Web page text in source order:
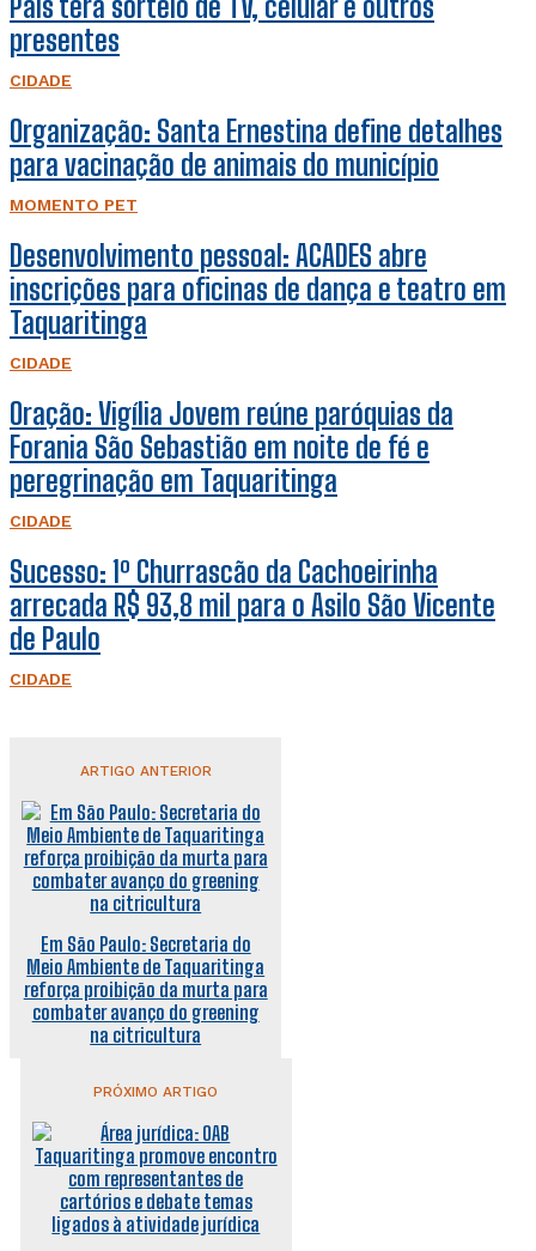
presentes
CIDADE
Organização: Santa Ernestina define detalhes
para vacinação de animais do município
MOMENTO PET
Desenvolvimento pessoal: ACADES abre
inscrições para oficinas de dança e teatro em
Taquaritinga
CIDADE
Oração: Vigília Jovem reúne paróquias da
Forania São Sebastião em noite de fé e
peregrinação em Taquaritinga
CIDADE
Sucesso: 1º Churrascão da Cachoeirinha
arrecada R$ 93,8 mil para o Asilo São Vicente
de Paulo
CIDADE
ARTIGO ANTERIOR
Em São Paulo: Secretaria do
Meio Ambiente de Taquaritinga
reforça proibição da murta para
combater avanço do greening
na citricultura
PRÓXIMO ARTIGO